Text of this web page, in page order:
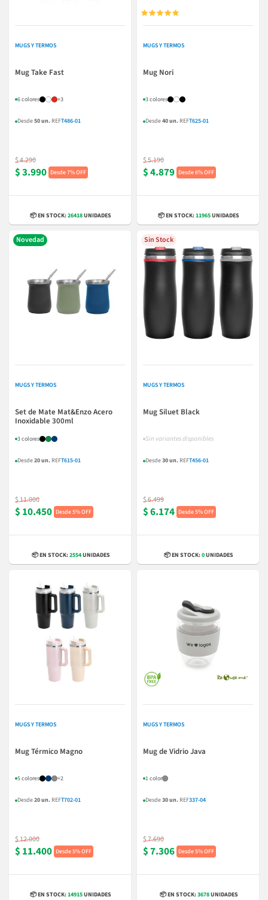
MUGS Y TERMOS
Mug Take Fast
6 colores +3
Desde50 un. REFT486-01
$ 4.290
$ 3.990 7% OFF
📦 EN STOCK:26418UNIDADES

MUGS Y TERMOS
Mug Nori
3 colores
Desde40 un. REFT625-01
$ 5.190
$ 4.879 6% OFF
📦 EN STOCK:11965UNIDADES
Novedad
MUGS Y TERMOS
Set de Mate Mat&Enzo Acero
Inoxidable 300ml
3 colores
Desde20 un. REFT615-01
$ 11.000
$ 10.450 5% OFF
📦 EN STOCK:2554UNIDADES
Sin Stock
MUGS Y TERMOS
Mug Siluet Black
Sin variantes disponibles
Desde30 un. REFT456-01
$ 6.499
$ 6.174 5% OFF
📦 EN STOCK:0UNIDADES
MUGS Y TERMOS
Mug Térmico Magno
5 colores +2
Desde20 un. REFT702-01
$ 12.000
$ 11.400 5% OFF
📦 EN STOCK:14915UNIDADES
MUGS Y TERMOS
Mug de Vidrio Java
1 color
Desde30 un. REF337-04
$ 7.690
$ 7.306 5% OFF
📦 EN STOCK:3678UNIDADES